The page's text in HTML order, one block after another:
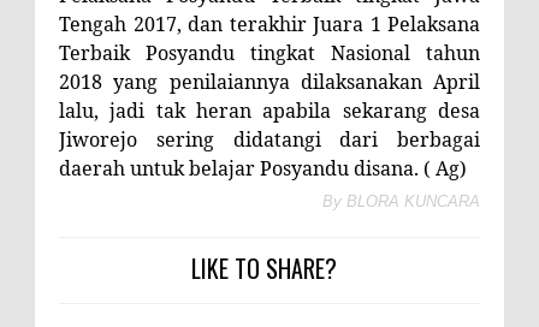
Tengah 2017, dan terakhir Juara 1 Pelaksana
Terbaik Posyandu tingkat Nasional tahun
2018 yang penilaiannya dilaksanakan April
lalu, jadi tak heran apabila sekarang desa
Jiworejo sering didatangi dari berbagai
daerah untuk belajar Posyandu disana. ( Ag)
By BLORA KUNCARA
LIKE TO SHARE?